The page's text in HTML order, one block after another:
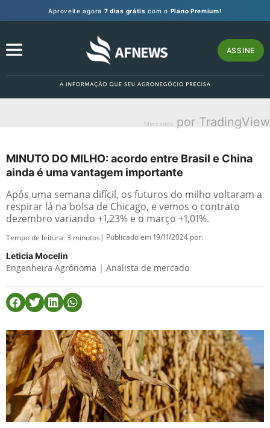
Aproveite agora 7 dias grátis com o Plano Premium!
ASSINE
Mercados por TradingView
MINUTO DO MILHO: acordo entre Brasil e China
ainda é uma vantagem importante
Após uma semana difícil, os futuros do milho voltaram a
respirar lá na bolsa de Chicago, e vemos o contrato
dezembro variando +1,23% e o março +1,01%.
Tempo de leitura:3 minutos | Publicado em 19/11/2024 por:
Leticia Mocelin
Engenheira Agrônoma | Analista de mercado